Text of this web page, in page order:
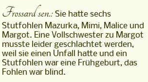
Frossard sen.: Sie hatte sechs
Stutfohlen Mazurka, Mimi, Malice und
Margot. Eine Vollschwester zu Margot
musste leider geschlachtet werden,
weil sie einen Unfall hatte und ein
Stutfohlen war eine Frühgeburt, das
Fohlen war blind.